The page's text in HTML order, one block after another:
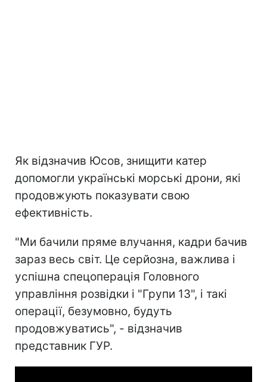
Як відзначив Юсов, знищити катер
допомогли українські морські дрони, які
продовжують показувати свою
ефективність.
"Ми бачили пряме влучання, кадри бачив
зараз весь світ. Це серйозна, важлива і
успішна спецоперація Головного
управління розвідки і "Групи 13", і такі
операції, безумовно, будуть
продовжуватись", - відзначив
представник ГУР.